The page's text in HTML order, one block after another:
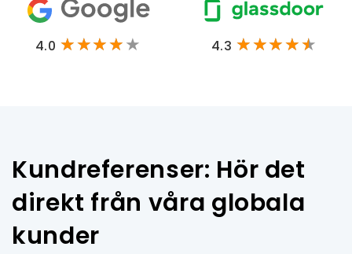
4.0 4.3
Kundreferenser: Hör det
direkt från våra globala
kunder